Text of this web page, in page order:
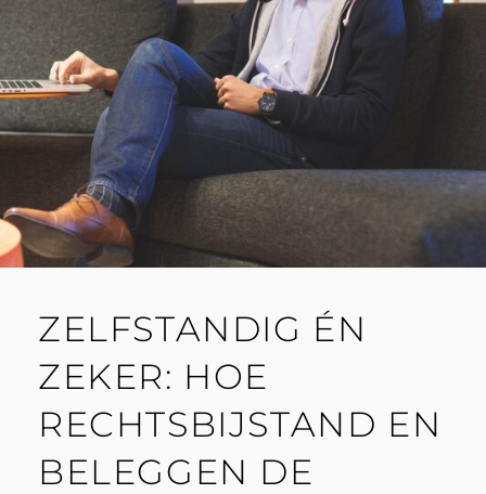
ZELFSTANDIG ÉN
ZEKER: HOE
RECHTSBIJSTAND EN
BELEGGEN DE